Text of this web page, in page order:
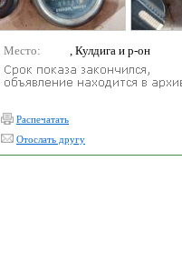
Место: , Кулдига и р-он
Распечатать
Отослать другу